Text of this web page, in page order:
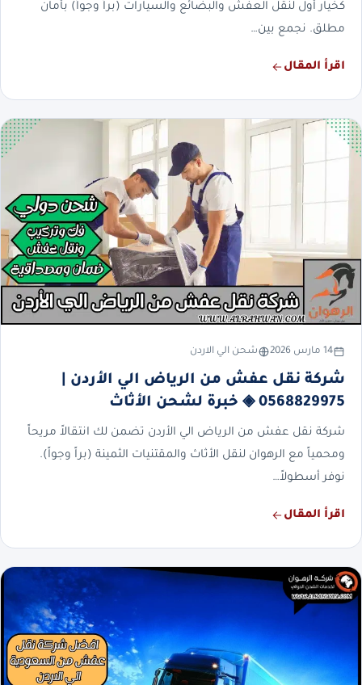
كخيار أول لنقل العفش والبضائع والسيارات (براً وجواً) بأمان
مطلق. نجمع بين…
اقرأ المقال
14 مارس 2026 شحن الي الاردن
شركة نقل عفش من الرياض الي الأردن |
0568829975 ◈ خبرة لشحن الأثاث
شركة نقل عفش من الرياض الي الأردن تضمن لك انتقالاً مريحاً
ومحمياً مع الرهوان لنقل الأثاث والمقتنيات الثمينة (براً وجواً).
نوفر أسطولاً…
اقرأ المقال